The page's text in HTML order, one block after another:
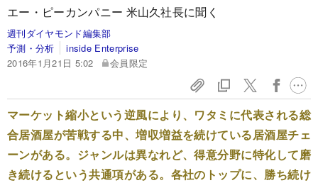
エー・ピーカンパニー 米山久社長に聞く
週刊ダイヤモンド編集部
予測・分析
inside Enterprise
2016年1月21日 5:02
会員限定
マーケット縮小という逆風により、ワタミに代表される総
合居酒屋が苦戦する中、増収増益を続けている居酒屋チェ
ーンがある。ジャンルは異なれど、得意分野に特化して磨
き続けるという共通項がある。各社のトップに、勝ち続け